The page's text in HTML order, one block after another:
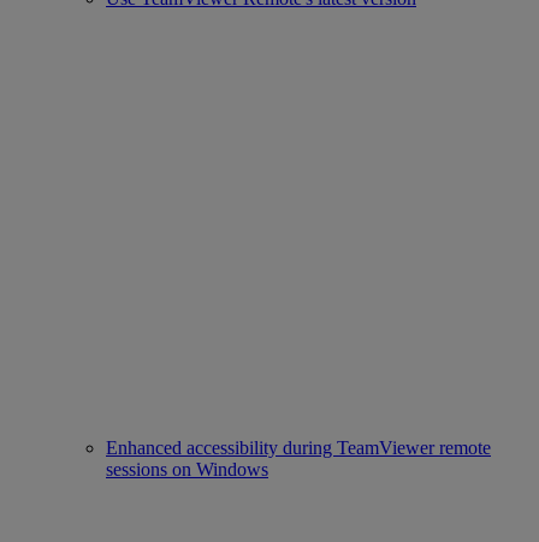
Enhanced accessibility during TeamViewer remote
sessions on Windows